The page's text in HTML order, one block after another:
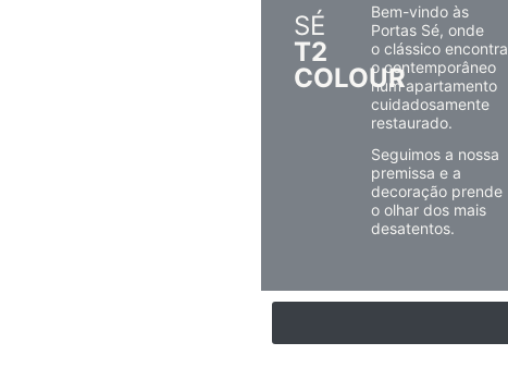
SÉ
T2
COLOUR
Bem-vindo às
Portas Sé, onde
oclássico encontra
o contemporâneo
num apartamento
cuidadosamente
restaurado.
Seguimos a nossa
premissa e a
decoração prende
o olhar dos mais
desatentos.